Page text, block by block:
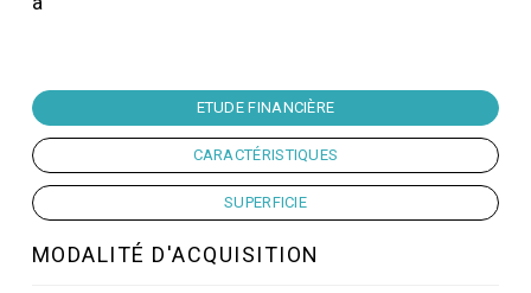
ETUDE FINANCIÈRE
CARACTÉRISTIQUES
SUPERFICIE
MODALITÉ D'ACQUISITION